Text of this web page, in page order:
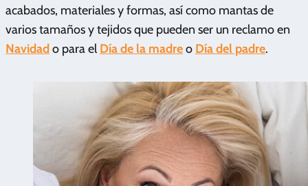
acabados, materiales y formas, así como mantas de
varios tamaños y tejidos que pueden ser un reclamo en
Navidado para el Día de la madreo Día del padre.